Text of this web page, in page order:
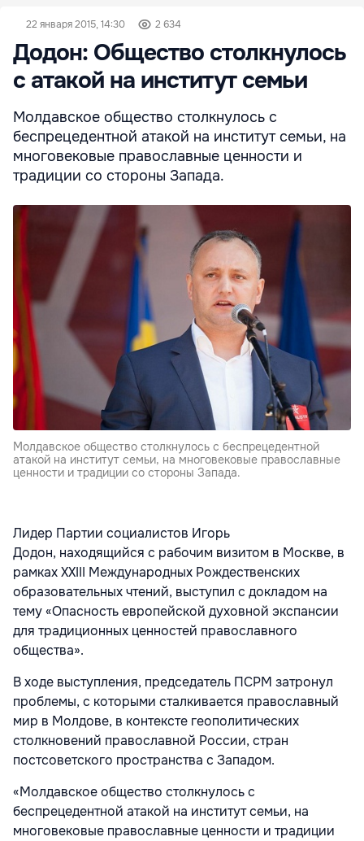
22 января 2015, 14:30 2 634
Додон: Общество столкнулось
с атакой на институт семьи
Молдавское общество столкнулось с
беспрецедентной атакой на институт семьи, на
многовековые православные ценности и
традиции со стороны Запада.
Молдавское общество столкнулось с беспрецедентной
атакой на институт семьи, на многовековые православные
ценности и традиции со стороны Запада.
Лидер Партии социалистов Игорь
Додон, находящийся с рабочим визитом в Москве, в
рамках XXIII Международных Рождественских
образовательных чтений, выступил с докладом на
тему «Опасность европейской духовной экспансии
для традиционных ценностей православного
общества».
В ходе выступления, председатель ПСРМ затронул
проблемы, с которыми сталкивается православный
мир в Молдове, в контексте геополитических
столкновений православной России, стран
постсоветского пространства с Западом.
«Молдавское общество столкнулось с
беспрецедентной атакой на институт семьи, на
многовековые православные ценности и традиции